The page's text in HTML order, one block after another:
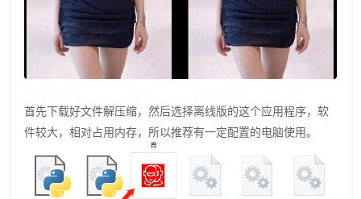
首先下载好文件解压缩，然后选择离线版的这个应用程序，软
件较大，相对占用内存，所以推荐有一定配置的电脑使用。